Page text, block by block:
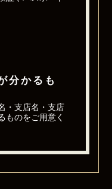
分かるも
・支店名・支店
ものをご用意く